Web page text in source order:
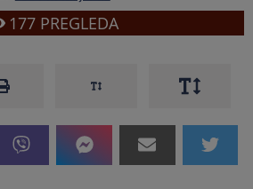
177PREGLEDA